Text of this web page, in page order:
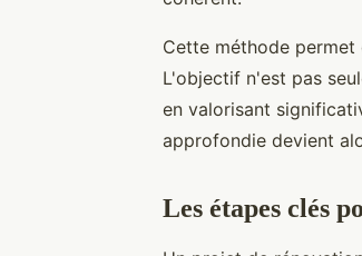
Cette méthode
L'objectif n'est pas
en valorisant
approfondie devient
Les étapes clés